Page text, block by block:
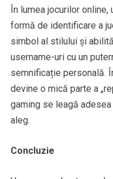
În lumea jocurilor
formă de identificare a
simbol al stilului și
username-uri cu un
semnificație personală.
devine o mică parte a
gaming se leagă
aleg.
Concluzie